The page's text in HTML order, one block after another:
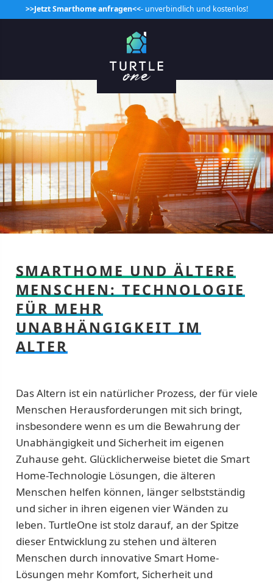
>>Jetzt Smarthome anfragen<<- unverbindlich und kostenlos!
SMARTHOME UND ÄLTERE
MENSCHEN: TECHNOLOGIE
FÜR MEHR
UNABHÄNGIGKEIT IM
ALTER
Das Altern ist ein natürlicher Prozess, der für viele
Menschen Herausforderungen mit sich bringt,
insbesondere wenn es um die Bewahrung der
Unabhängigkeit und Sicherheit im eigenen
Zuhause geht. Glücklicherweise bietet die Smart
Home-Technologie Lösungen, die älteren
Menschen helfen können, länger selbstständig
und sicher in ihren eigenen vier Wänden zu
leben. TurtleOne ist stolz darauf, an der Spitze
dieser Entwicklung zu stehen und älteren
Menschen durch innovative Smart Home-
Lösungen mehr Komfort, Sicherheit und